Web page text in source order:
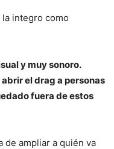
la integro como
y muy sonoro.
abrir el drag a personas
fuera de estos
de ampliar a quién va